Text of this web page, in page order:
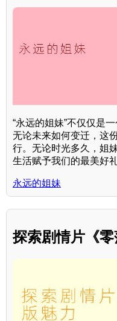
“永远的姐妹”不仅仅是
无论未来如何变迁，这
行。无论时光多久，姐
生活赋予我们的最美好礼
永远的姐妹
探索剧情片《